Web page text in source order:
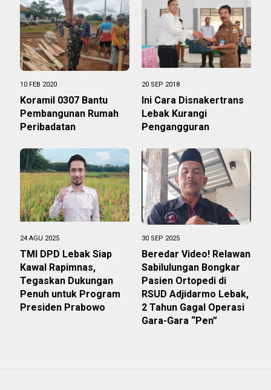
10 FEB 2020
Koramil 0307 Bantu
Pembangunan Rumah
Peribadatan
20 SEP 2018
Ini Cara Disnakertrans
Lebak Kurangi
Pengangguran
24 AGU 2025
TMI DPD Lebak Siap
Kawal Rapimnas,
Tegaskan Dukungan
Penuh untuk Program
Presiden Prabowo
30 SEP 2025
Beredar Video! Relawan
Sabilulungan Bongkar
Pasien Ortopedi di
RSUD Adjidarmo Lebak,
2 Tahun Gagal Operasi
Gara-Gara “Pen”